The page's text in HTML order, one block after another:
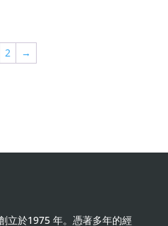
2 →
立於1975 年。憑著多年的經